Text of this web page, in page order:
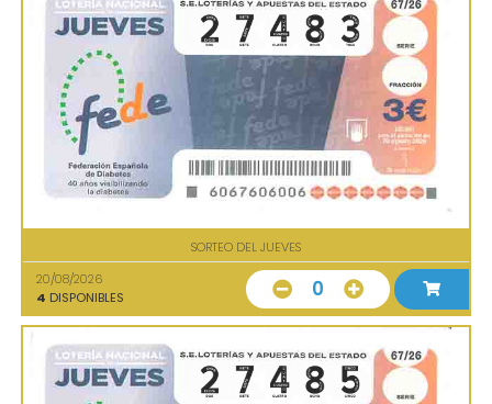
SORTEO DEL JUEVES
20/08/2026
4 DISPONIBLES 0